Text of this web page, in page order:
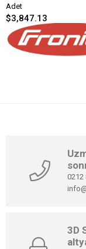
verimlilik sunar. Gelişmiş
algoritması sayesinde
enerjisinden elde edilen
etkili şekilde
yapısıyla ticari
dengeli enerji dağılımı
Adet
$3,847.13
0212
3D